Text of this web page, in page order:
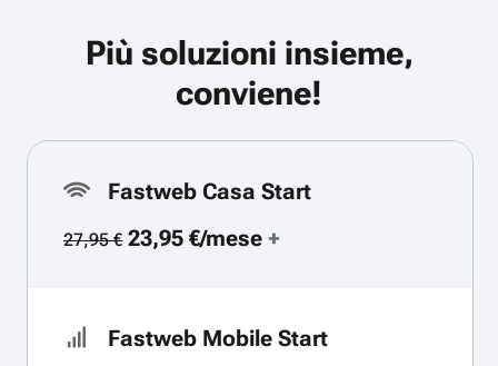
Più soluzioni insieme,
conviene!
Fastweb Casa Start
27,95 €23,95 €/mese+
Fastweb Mobile Start